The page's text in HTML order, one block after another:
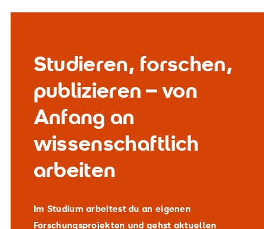
Studieren, forschen,
publizieren – von
Anfang an
wissenschaftlich
arbeiten
Im Studium arbeitest du an eigenen
Forschungsprojekten und gehst aktuellen